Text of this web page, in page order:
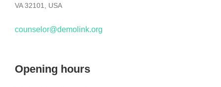
VA 32101, USA
counselor@demolink.org
Opening hours